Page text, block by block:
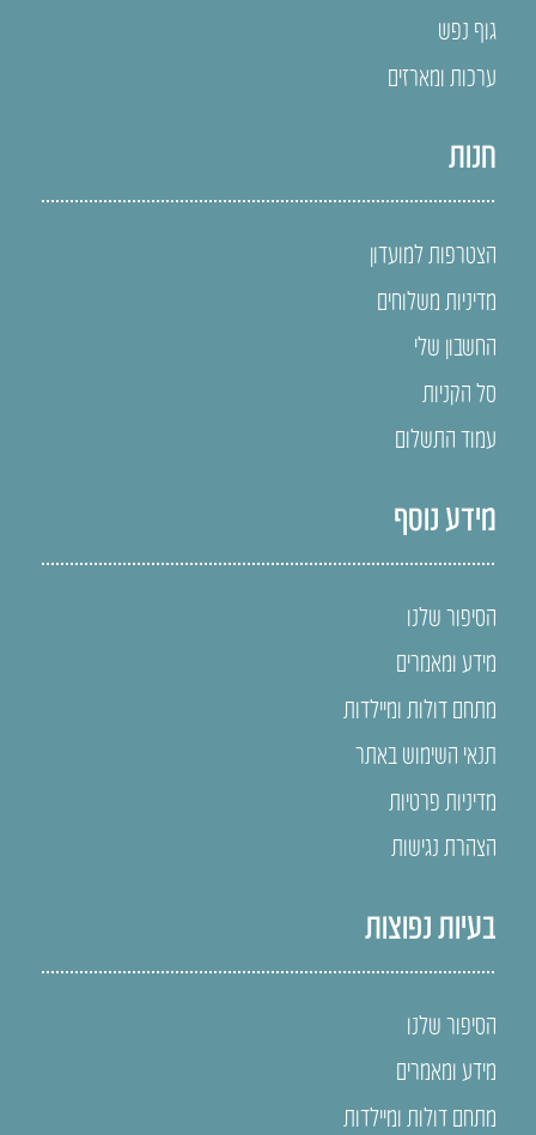
גוף נפש
ערכות ומארזים
חנות
הצטרפות למועדון
מדיניות משלוחים
החשבון שלי
סל הקניות
עמוד התשלום
מידע נוסף
הסיפור שלנו
מידע ומאמרים
מתחם דולות ומיילדות
תנאי השימוש באתר
מדיניות פרטיות
הצהרת נגישות
בעיות נפוצות
הסיפור שלנו
מידע ומאמרים
מתחם דולות ומיילדות